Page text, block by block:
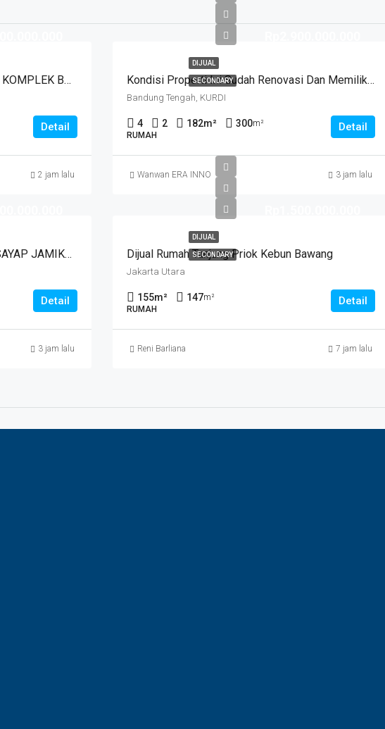
DISEWAKAN DAN DIJUAL RUMAH KOMPLEK BUDISARI HEGARMANAH SETIABUDI DKT SECAPA AD DAN YOGYA SUPERMARKET BANDUNG KOTA
Detail
2 jam lalu
DIJUAL
SECONDARY Kondisi Properti Ini Sudah Renovasi Dan Memiliki Desain Scandinavian Yang Menambah Daya Tarik Dan Estetika Properti Ini. Rumah Ini Berada Di Area Perumahan/komplek. Kurdi Timur
Bandung Tengah, KURDI
4 2 182m² 300m²
RUMAH
Detail
Wanwan ERA INNO 3 jam lalu
DIJUAL CEPAT RUKO 1.5 LANTAI SAYAP JAMIKA MASUK HNYA 30 MTR DR JALAN MAIN ROAD JAMIKA HARGA MURAHHH. JL BABAKAN TAROGONG
Detail
3 jam lalu
DIJUAL
SECONDARY
Dijual Rumah Tanjung Priok Kebun Bawang
Jakarta Utara
155m² 147m²
RUMAH
Detail
Reni Barliana 7 jam lalu